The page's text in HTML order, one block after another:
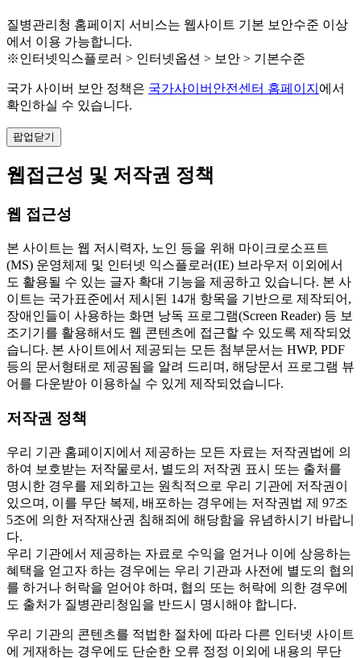
질병관리청 홈페이지 서비스는 웹사이트 기본 보안수준 이상
에서 이용 가능합니다.
※인터넷익스플로러 > 인터넷옵션 > 보안 > 기본수준
국가 사이버 보안 정책은 국가사이버안전센터 홈페이지 에서
확인하실 수 있습니다.
팝업닫기
웹접근성 및 저작권 정책
웹 접근성
본 사이트는 웹 저시력자, 노인 등을 위해 마이크로소프트
(MS) 운영체제 및 인터넷 익스플로러(IE) 브라우저 이외에서
도 활용될 수 있는 글자 확대 기능을 제공하고 있습니다. 본 사
이트는 국가표준에서 제시된 14개 항목을 기반으로 제작되어,
장애인들이 사용하는 화면 낭독 프로그램(Screen Reader) 등 보
조기기를 활용해서도 웹 콘텐츠에 접근할 수 있도록 제작되었
습니다. 본 사이트에서 제공되는 모든 첨부문서는 HWP, PDF
등의 문서형태로 제공됨을 알려 드리며, 해당문서 프로그램 뷰
어를 다운받아 이용하실 수 있게 제작되었습니다.
저작권 정책
우리 기관 홈페이지에서 제공하는 모든 자료는 저작권법에 의
하여 보호받는 저작물로서, 별도의 저작권 표시 또는 출처를
명시한 경우를 제외하고는 원칙적으로 우리 기관에 저작권이
있으며, 이를 무단 복제, 배포하는 경우에는 저작권법 제 97조
5조에 의한 저작재산권 침해죄에 해당함을 유념하시기 바랍니
다.
우리 기관에서 제공하는 자료로 수익을 얻거나 이에 상응하는
혜택을 얻고자 하는 경우에는 우리 기관과 사전에 별도의 협의
를 하거나 허락을 얻어야 하며, 협의 또는 허락에 의한 경우에
도 출처가 질병관리청임을 반드시 명시해야 합니다.
우리 기관의 콘텐츠를 적법한 절차에 따라 다른 인터넷 사이트
에 게재하는 경우에도 단순한 오류 정정 이외에 내용의 무단